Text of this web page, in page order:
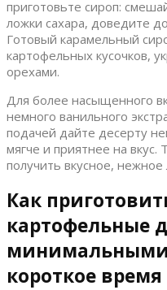
приготовьте сироп:
ложки сахара, доведите
Готовый карамельный
картофельных кусочков,
орехами.
Для более насыщенного
немного ванильного
подачей дайте десерту
мягче и приятнее на вкус.
получить вкусное,
Как
картофельные
минимальными
короткое время